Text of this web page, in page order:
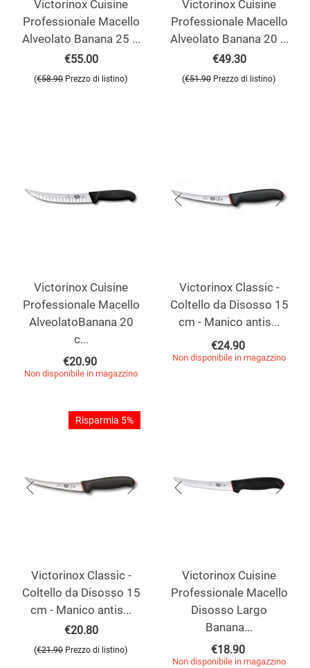
Victorinox Cuisine
Professionale Macello
Alveolato Banana 25 ...
€55.00
(€58.90 Prezzo di listino)
Victorinox Cuisine
Professionale Macello
Alveolato Banana 20 ...
€49.30
(€51.90 Prezzo di listino)
Victorinox Cuisine
Professionale Macello
AlveolatoBanana 20
c...
€20.90
Non disponibile in magazzino
Victorinox Classic -
Coltello da Disosso 15
cm - Manico antis...
€24.90
Non disponibile in magazzino
Risparmia 5%
Victorinox Classic -
Coltello da Disosso 15
cm - Manico antis...
€20.80
(€21.90 Prezzo di listino)
Victorinox Cuisine
Professionale Macello
Disosso Largo
Banana...
€18.90
Non disponibile in magazzino